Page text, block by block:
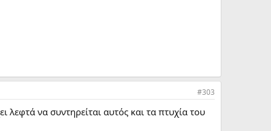
#303
να συντηρείται αυτός και τα πτυχία του